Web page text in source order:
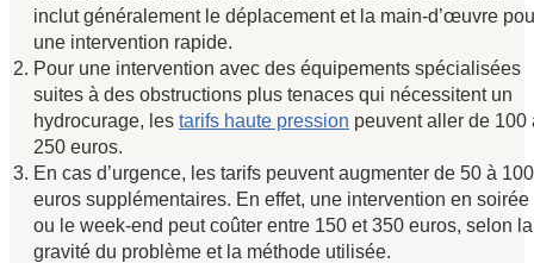
inclut généralement le déplacement et la main-d’œuvre
une intervention rapide.
Pour une intervention avec des équipements spécialisées
suites à des obstructions plus tenaces qui nécessitent un
hydrocurage, les tarifs haute pression peuvent aller de 100
250 euros.
En cas d’urgence, les tarifs peuvent augmenter de 50 à 100
euros supplémentaires. En effet, une intervention en soirée
ou le week-end peut coûter entre 150 et 350 euros, selon la
gravité du problème et la méthode utilisée.